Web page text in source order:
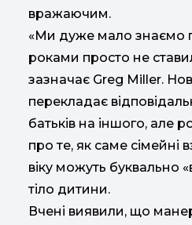
вражаючим.
«Ми дуже мало знаємо
роками просто не
зазначає Greg Miller.
перекладає
батьків на іншого, але
про те, як саме сімейні
віку можуть буквально
тіло дитини.
Вчені виявили, що